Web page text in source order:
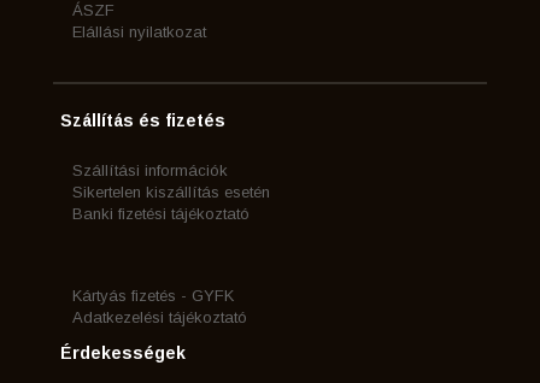
ÁSZF
Elállási nyilatkozat
Szállítás és fizetés
Szállítási információk
Sikertelen kiszállítás esetén
Banki fizetési tájékoztató
Kártyás fizetés - GYFK
Adatkezelési tájékoztató
Érdekességek